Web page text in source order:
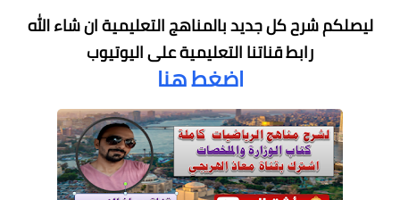
ليصلكم شرح كل جديد بالمناهج التعليميةان شاء الله
رابط قناتنا التعليمية على اليوتيوب
اضغط هنا